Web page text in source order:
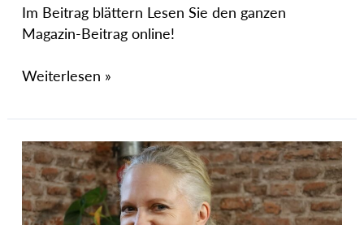
Im Beitrag blättern Lesen Sie den ganzen
Magazin-Beitrag online!
Weiterlesen »
Schmuck
zur
Festtagstracht